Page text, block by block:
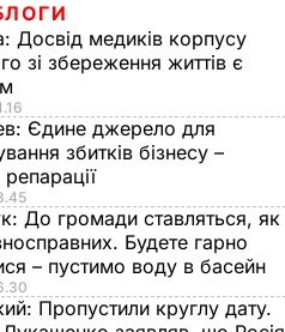
Досвід медиків корпусу
зі збереження життів є
Єдине джерело для
збитків бізнесу –
До громади ставляться, як
Будете гарно
– пустимо воду в басейн
Пропустили круглу дату.